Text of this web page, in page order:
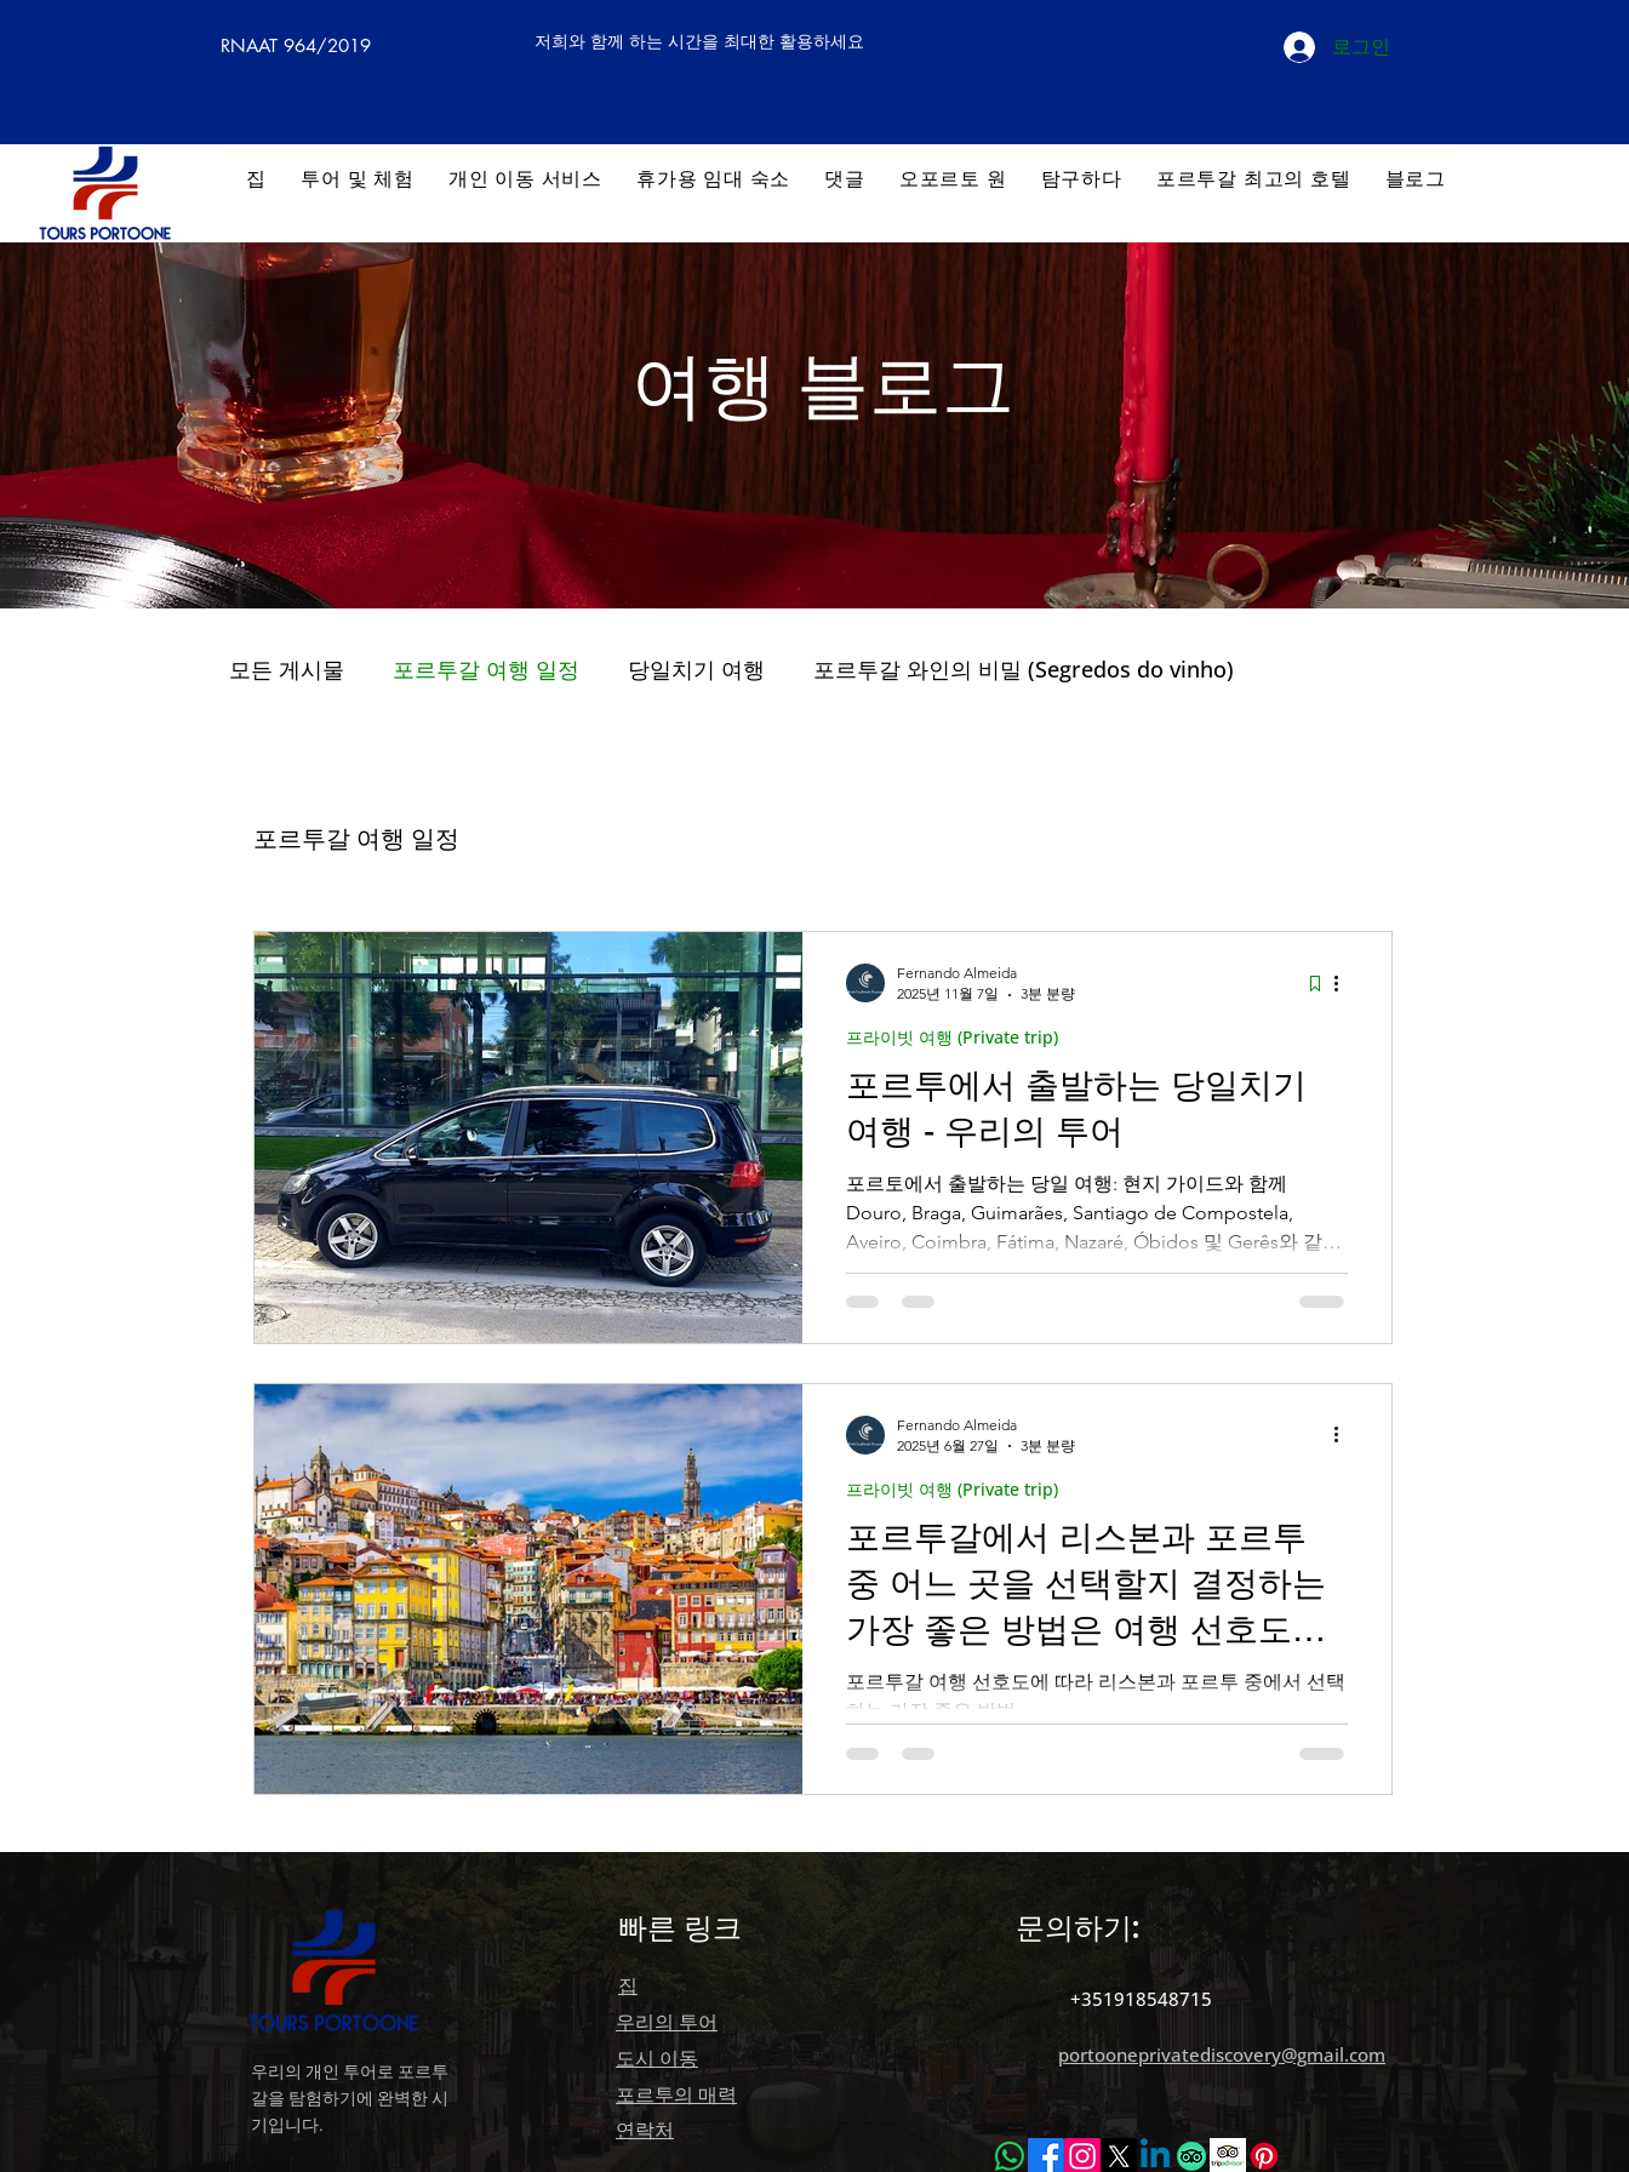
RNAAT 964/2019 저희와 함께 하는 시간을 최대한 활용하세요 로그인
집 투어 및 체험 개인 이동 서비스 휴가용 임대 숙소 댓글 오포르토 원 탐구하다 포르투갈 최고의 호텔 블로그
여행 블로그
모든 게시물 포르투갈 여행 일정 당일치기 여행 포르투갈 와인의 비밀 (Segredos do vinho)
维拉诺瓦德盖亚的最佳酒庄 ... 자연 공원 (Parques Naturais)
포르투 프라이빗 투어 ( visita privada Porto 트레일과 도보 여행 (Trilhos e )
포르투갈 소프트웨어 (software português) 제레시 모험 (Gerês Moheom)
와인의 보물 (Wine Treasure) Porto Portugal 포르투갈 여행하기 ( Travel in Portugal )
가족과 아이들 (Famílias e Crianças) 전형적인 포르투갈 (Típicos pratos)
미식 체험 (Experiências Gastronómicas) 문화적 보물 (Tesouros Culturais)
프리미엄 이동 서비스 (Transferências Premium 프라이빗 여행 (Private trip)
포르투의 크리스마스 (Poreutu-ui Keuriseumase 새해 전야 (Passagem do Ano)
선술집과 타스카 (Tabernas e Tascas ) 포르투갈 유니콘 ( Unicornios Portuguese )
포르투갈 여행 일정
포르투에서 출발하는 당일치기
여행 - 우리의 투어
포르토에서 출발하는 당일 여행: 현지 가이드와 함께
Douro, Braga, Guimarães, Santiago de Compostela,
Aveiro, Coimbra, Fátima, Nazaré, Óbidos 및 Gerês와 같은
정통 목적지를 편안하게 발견하세요.
프라이빗 여행 (Private trip)
Fernando Almeida
2025년 11월 7일
3분 분량
포르투갈에서 리스본과 포르투
중 어느 곳을 선택할지 결정하는
가장 좋은 방법은 여행 선호도에
따라 다릅니다.
포르투갈 여행 선호도에 따라 리스본과 포르투 중에서 선택
하는 가장 좋은 방법
프라이빗 여행 (Private trip)
Fernando Almeida
2025년 6월 27일
3분 분량
우리의 개인 투어로 포르투
갈을 탐험하기에 완벽한 시
기입니다.
​빠른 링크
집
우리의 투어
도시 이동
포르투의 매력
​연락처
문의하기:
+351918548715
portooneprivatediscovery@gmail.com